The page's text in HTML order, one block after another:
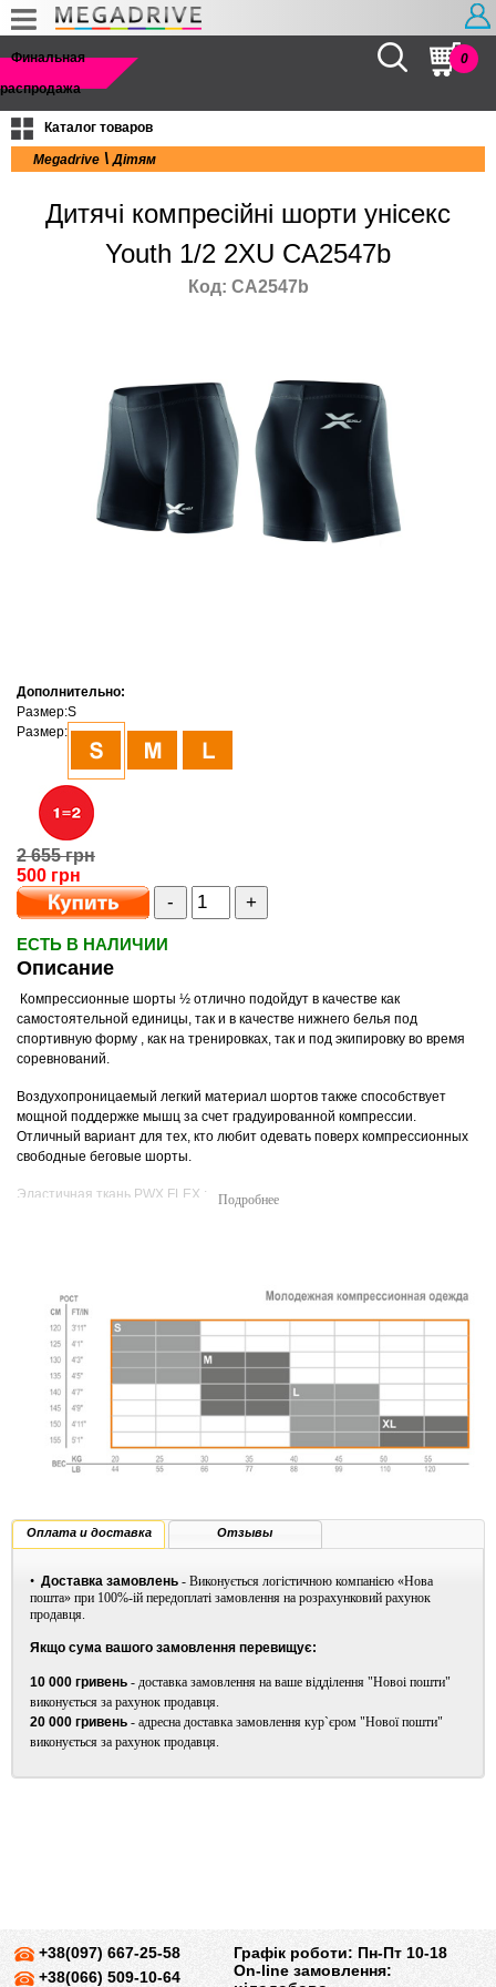
Финальная
распродажа
Найти 0
Каталог товаров
Megadrive \ Дітям
Дитячі компресійні шорти унісекс
Youth 1/2 2XU CA2547b
Код: CA2547b
Дополнительно:
Размер:S
Размер:
2 655 грн
500 грн
- +
ЕСТЬ В НАЛИЧИИ
Описание
Компрессионные шорты ½ отлично подойдут в качестве как
самостоятельной единицы, так и в качестве нижнего белья под
спортивную форму , как на тренировках, так и под экипировку во время
соревнований.
Воздухопроницаемый легкий материал шортов также способствует
мощной поддержке мышц за счет градуированной компрессии.
Отличный вариант для тех, кто любит одевать поверх компрессионных
свободные беговые шорты.
Эластичная ткань PWX FLEX :
защиту от повреждений,
усиленная проприоцепция (мышечное чувство — ощущение
положения частей собственного тела относительно друг друга и в
пространстве),
обеспечивает оксигенизацию крови (насыщение крови кислородом)
за счет легкого воздухопроницаемого материала Invista LYCRA,
Антибактериальная защита,
Защита от солнца UPF50 +,
Отвод влаги,
Плоские швы flatlock
Оплата и доставка Отзывы
• Доставка замовлень- Виконується логістичною компанією «Нова
пошта» при 100%-ій передоплаті замовлення на розрахунковий рахунок
продавця.
Якщо сума вашого замовлення перевищує:
10 000 гривень- доставка замовлення на ваше відділення "Новоі пошти"
виконується за рахунок продавця.
20 000 гривень- адресна доставка замовлення кур`єром "Нової пошти"
виконується за рахунок продавця.
+38(097) 667-25-58
+38(066) 509-10-64
Графік роботи: Пн-Пт 10-18
On-line замовлення: